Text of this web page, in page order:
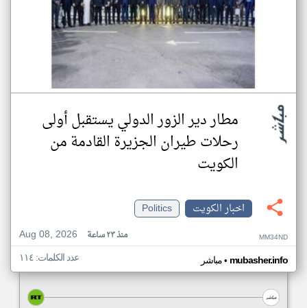
مطار دير الزور الدولي يستقبل أولى
رحلات طيران الجزيرة ‏القادمة من
الكويت
اخبار الكويت
Politics
Aug 08, 2026
منذ ٢٣ ساعة MM34ND
مباشر• mubasher.info عدد الكلمات: ١١٤